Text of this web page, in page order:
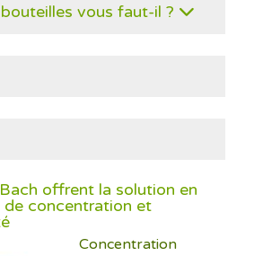
vous faut-il ?
offrent la solution en
concentration et
Concentration